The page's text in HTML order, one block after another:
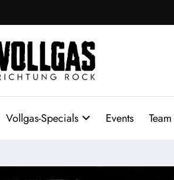
Vollgas-Specials Events Team